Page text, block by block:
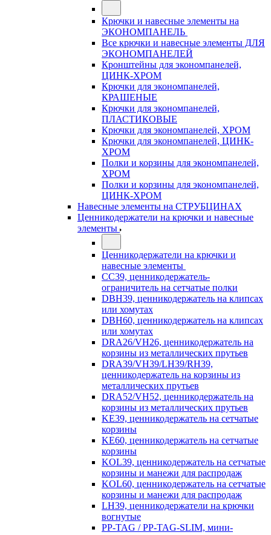
Крючки и навесные элементы на
ЭКОНОМПАНЕЛЬ
Все крючки и навесные элементы ДЛЯ
ЭКОНОМПАНЕЛЕЙ
Кронштейны для экономпанелей,
ЦИНК-ХРОМ
Крючки для экономпанелей,
КРАШЕНЫЕ
Крючки для экономпанелей,
ПЛАСТИКОВЫЕ
Крючки для экономпанелей, ХРОМ
Крючки для экономпанелей, ЦИНК-
ХРОМ
Полки и корзины для экономпанелей,
ХРОМ
Полки и корзины для экономпанелей,
ЦИНК-ХРОМ
Навесные элементы на СТРУБЦИНАХ
Ценникодержатели на крючки и навесные
элементы
Ценникодержатели на крючки и
навесные элементы
CC39, ценникодержатель-
ограничитель на сетчатые полки
DBH39, ценникодержатель на клипсах
или хомутах
DBH60, ценникодержатель на клипсах
или хомутах
DRA26/VH26, ценникодержатель на
корзины из металлических прутьев
DRA39/VH39/LH39/RH39,
ценникодержатель на корзины из
металлических прутьев
DRA52/VH52, ценникодержатель на
корзины из металлических прутьев
KE39, ценникодержатель на сетчатые
корзины
KE60, ценникодержатель на сетчатые
корзины
KOL39, ценникодержатель на сетчатые
корзины и манежи для распродаж
KOL60, ценникодержатель на сетчатые
корзины и манежи для распродаж
LH39, ценникодержатели на крючки
вогнутые
PP-TAG / PP-TAG-SLIM, мини-